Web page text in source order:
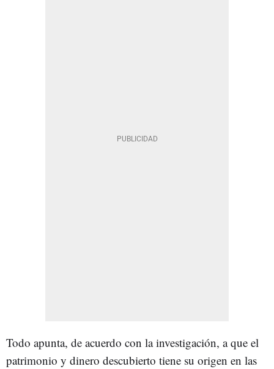
Todo apunta, de acuerdo con la investigación, a que el
patrimonio y dinero descubierto tiene su origen en las